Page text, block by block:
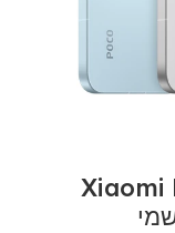
Xiaomi